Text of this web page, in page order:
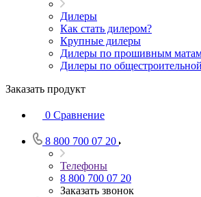
Дилеры
Как стать дилером?
Крупные дилеры
Дилеры по прошивным
Дилеры по
Заказать продукт
0 Сравнение
8 800 700 07 20
Телефоны
8 800 700 07 20
Заказать звонок